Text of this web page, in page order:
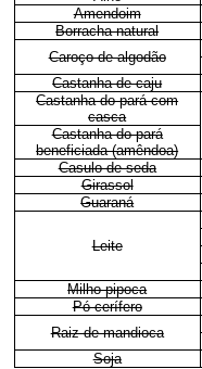
Amendoim
Borracha natural
Caroço de algodão
Castanha de caju
Castanha-do-pará com
casca
Castanha-do-pará
beneficiada (amêndoa)
Casulo de seda
Girassol
Guaraná
Leite
Milho pipoca
Pó cerífero
Raiz de mandioca
Soja